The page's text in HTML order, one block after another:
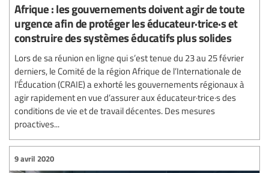
Afrique : les gouvernements doivent agir de toute
urgence afin de protéger les éducateur·trice·s et
construire des systèmes éducatifs plus solides
Lors de sa réunion en ligne qui s’est tenue du 23 au 25 février
derniers, le Comité de la région Afrique de l’Internationale de
l’Éducation (CRAIE) a exhorté les gouvernements régionaux à
agir rapidement en vue d’assurer aux éducateur·trice·s des
conditions de vie et de travail décentes. Des mesures
proactives...
9 avril 2020